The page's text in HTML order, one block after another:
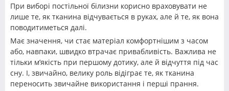
При виборі постільної білизни корисно враховувати не
лише те, як тканина відчувається в руках, але й те, як вона
поводитиметься далі.
Має значення, чи стає матеріал комфортнішим з часом
або, навпаки, швидко втрачає привабливість. Важлива не
тільки м’якість при першому дотику, але й відчуття під час
сну. І, звичайно, велику роль відіграє те, як тканина
переносить звичайне використання і перші прання.